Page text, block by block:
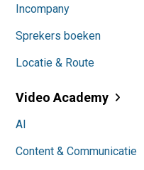
Incompany
Sprekers boeken
Locatie & Route
Video Academy
AI
Content & Communicatie